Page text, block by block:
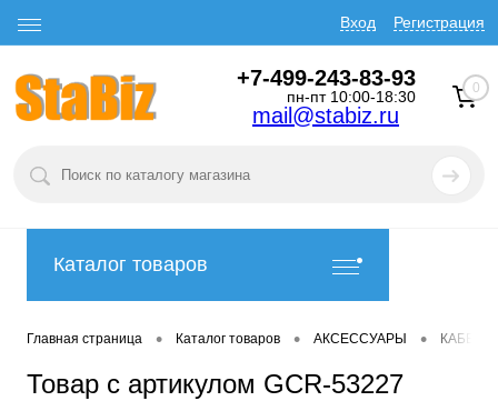
Вход Регистрация
+7-499-243-83-93
пн-пт 10:00-18:30
mail@stabiz.ru
0
Каталог товаров
Главная страница • Каталог товаров • АКСЕССУАРЫ •
Товар с артикулом GCR-53227